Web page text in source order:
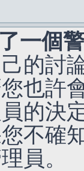
一個
的討
也許
的決
不確
員。